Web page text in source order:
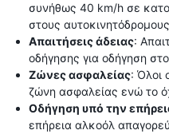
συνήθως 40 km/h σε
στους
Απαιτήσεις άδειας:
οδήγησης για οδήγηση
Ζώνες ασφαλείας: Όλοι
ζώνη ασφαλείας ενώ το
Οδήγηση υπό την
επήρεια αλκοόλ